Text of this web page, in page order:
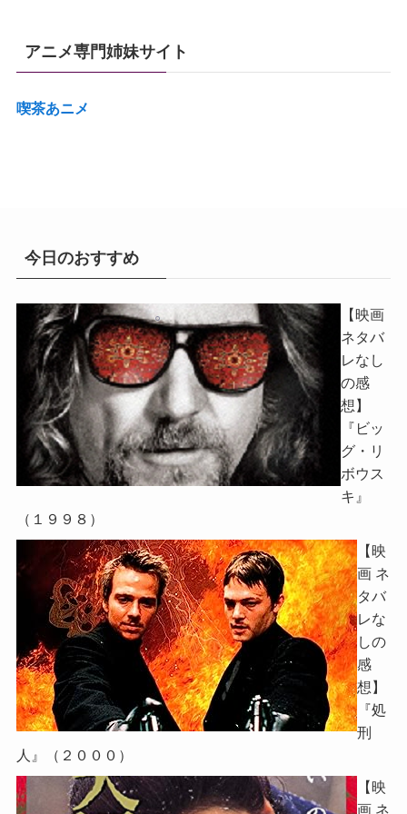
アニメ専門姉妹サイト
喫茶あニメ
今日のおすすめ
【映画
ネタバ
レなし
の感
想】
『ビッ
グ・リ
ボウス
キ』
（１９９８）
【映
画 ネ
タバ
レな
しの
感
想】
『処
刑
人』（２０００）
【映
画 ネ